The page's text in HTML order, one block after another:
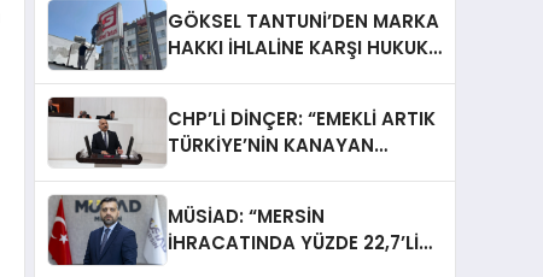
GÖKSEL TANTUNİ’DEN MARKA
HAKKI İHLALİNE KARŞI HUKUKİ
CHP’Lİ DİNÇER: “EMEKLİ ARTIK
TÜRKİYE’NİN KANAYAN
MÜSİAD: “MERSİN
İHRACATINDA YÜZDE 22,7’LİK